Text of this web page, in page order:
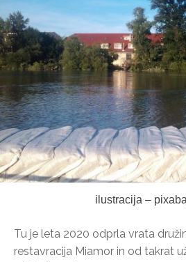
ilustracija –
Tu je leta 2020 odprla vrata
restavracija Miamor in od takrat